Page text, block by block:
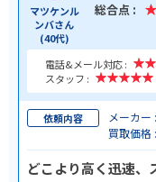
マツケンル
ンバさん
(40代)
総合点 :
電話&メール対応 :
スタッフ :
依頼内容 メーカー
買取価格
どこより高く迅速、